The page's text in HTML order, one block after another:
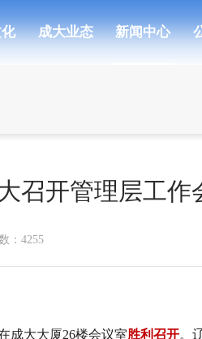
成大业态 新闻中心
召开管理层工作
： 4255
成大大厦26楼会议室胜利召开。